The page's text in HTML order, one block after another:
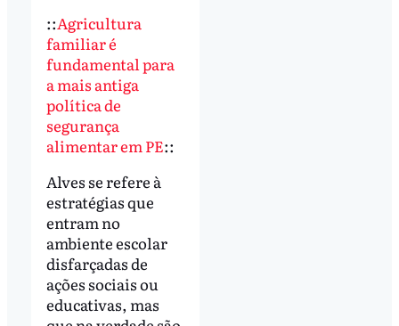
::Agricultura
familiar é
fundamental para
a mais antiga
política de
segurança
alimentar em PE::
Alves se refere à
estratégias que
entram no
ambiente escolar
disfarçadas de
ações sociais ou
educativas, mas